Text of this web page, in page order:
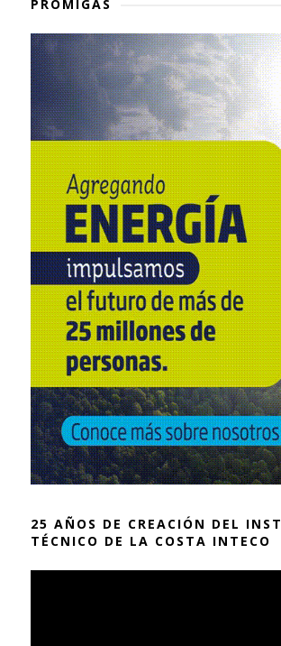
PROMIGAS
25 AÑOS DE CREACIÓN DEL
TÉCNICO DE LA COSTA INTECO